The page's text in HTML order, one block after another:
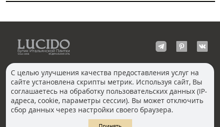
КОНТАКТЫ
Москва, Пречистенка
Волгоград
Екатеринбург
Казань
Новосибирск
Санкт-Петербург
С целью улучшения качества предоставления услуг на
сайте установлена скрипты метрик. Используя сайт, Вы
соглашаетесь на обработку пользовательских данных (IP-
адреса, cookie, параметры сессии). Вы может отключить
сбор данных через настройки своего браузера.